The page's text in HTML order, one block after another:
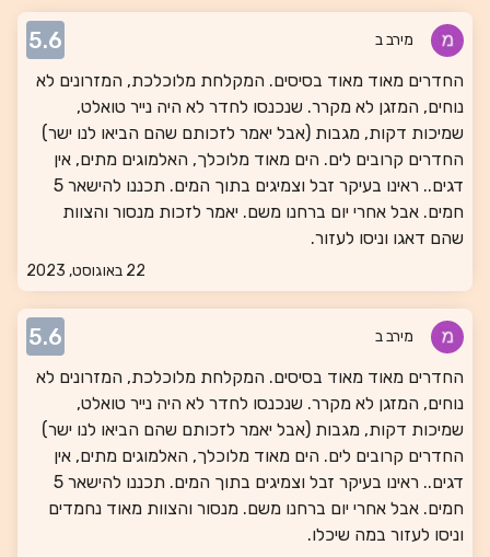
מירב ב 5.6
החדרים מאוד מאוד בסיסים. המקלחת מלוכלכת, המזרונים לא
נוחים, המזגן לא מקרר. שנכנסו לחדר לא היה נייר טואלט,
שמיכות דקות, מגבות (אבל יאמר לזכותם שהם הביאו לנו ישר)
החדרים קרובים לים. הים מאוד מלוכלך, האלמוגים מתים, אין
דגים.. ראינו בעיקר זבל וצמיגים בתוך המים. תכננו להישאר 5
חמים. אבל אחרי יום ברחנו משם. יאמר לזכות מנסור והצוות
שהם דאגו וניסו לעזור.
22 באוגוסט, 2023
מירב ב 5.6
החדרים מאוד מאוד בסיסים. המקלחת מלוכלכת, המזרונים לא
נוחים, המזגן לא מקרר. שנכנסו לחדר לא היה נייר טואלט,
שמיכות דקות, מגבות (אבל יאמר לזכותם שהם הביאו לנו ישר)
החדרים קרובים לים. הים מאוד מלוכלך, האלמוגים מתים, אין
דגים.. ראינו בעיקר זבל וצמיגים בתוך המים. תכננו להישאר 5
חמים. אבל אחרי יום ברחנו משם. מנסור והצוות מאוד נחמדים
וניסו לעזור במה שיכלו.